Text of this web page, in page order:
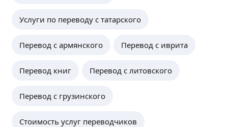
Услуги по переводу с татарского
Перевод с армянского Перевод с иврита
Перевод книг Перевод с литовского
Перевод с грузинского
Стоимость услуг переводчиков